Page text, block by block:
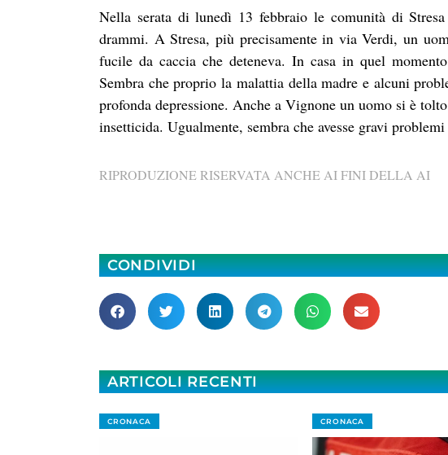
Nella serata di lunedì 13 febbraio le comunità di
drammi. A Stresa, più precisamente in via Verdi, un
fucile da caccia che deteneva. In casa in quel
Sembra che proprio la malattia della madre e alcuni
profonda depressione. Anche a Vignone un uomo si è
insetticida. Ugualmente, sembra che avesse gravi
RIPRODUZIONE RISERVATA ANCHE AI FINI DELLA AI
CONDIVIDI
ARTICOLI RECENTI
CRONACA CRONACA